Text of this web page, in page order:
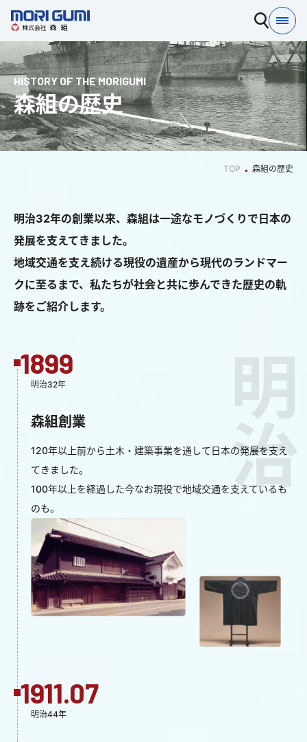
HISTORY OF THE MORIGUMI
森組の歴史
TOP 森組の歴史
明治32年の創業以来、森組は一途なモノづくりで日本の
発展を支えてきました。
地域交通を支え続ける現役の遺産から現代のランドマー
クに至るまで、私たちが社会と共に歩んできた歴史の軌
跡をご紹介します。
明治
1899
明治32年
森組創業
120年以上前から⼟⽊・建築事業を通して⽇本の発展を⽀え
てきました。
100年以上を経過した今なお現役で地域交通を⽀えているも
のも。
1911.07
明治44年